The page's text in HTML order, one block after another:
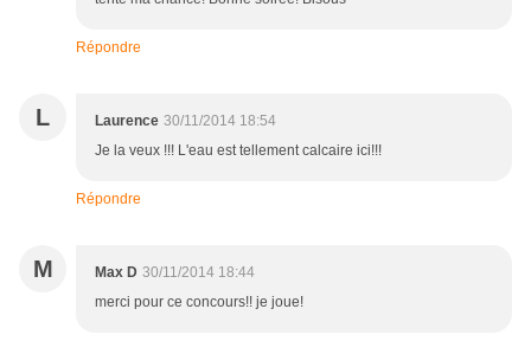
Répondre
L Laurence 30/11/2014 18:54
Je la veux !!! L'eau est tellement calcaire ici!!!
Répondre
M Max D 30/11/2014 18:44
merci pour ce concours!! je joue!